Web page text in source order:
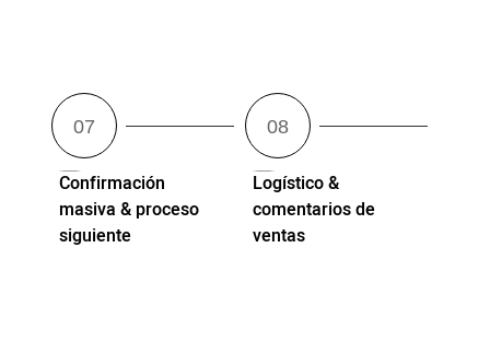
Confirmación
masiva & proceso
siguiente
Logístico &
comentarios de
ventas